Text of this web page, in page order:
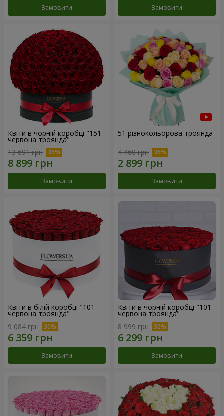
Замовити Замовити
Квіти в чорній коробці "151
червона троянда"
13 691 грн
Замовити
51 різнокольорова троянда
4 460 грн
Замовити
Квіти в білій коробці "101
червона троянда"
9 084 грн
Замовити
Квіти в чорній коробці "101
червона троянда"
8 999 грн
Замовити